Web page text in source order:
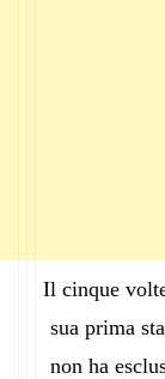
Il cinque
sua prima
non ha